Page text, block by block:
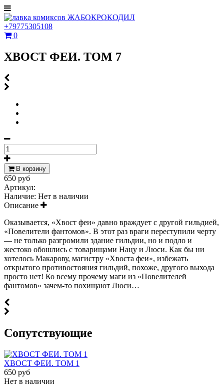
+79775305108
0
ХВОСТ ФЕИ. ТОМ 7
В корзину
650 руб
Артикул:
Наличие: Нет в наличии
Описание
Оказывается, «Хвост феи» давно враждует с другой гильдией,
«Повелители фантомов». В этот раз враги переступили черту
— не только разгромили здание гильдии, но и подло и
жестоко обошлись с товарищами Нацу и Люси. Как бы ни
хотелось Макарову, магистру «Хвоста феи», избежать
открытого противостояния гильдий, похоже, другого выхода
просто нет! Ко всему прочему маги из «Повелителей
фантомов» зачем-то похищают Люси…
Cопутствующие
ХВОСТ ФЕИ. ТОМ 1
650 руб
Нет в наличии